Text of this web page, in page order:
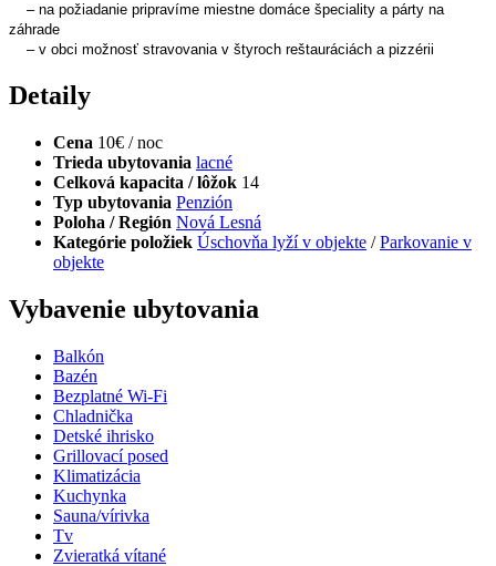
– na požiadanie pripravíme miestne domáce špeciality a párty na
záhrade
– v obci možnosť stravovania v štyroch reštauráciách a pizzérii
Detaily
Cena 10€ / noc
Trieda ubytovania lacné
Celková kapacita / lôžok 14
Typ ubytovania Penzión
Poloha / Región Nová Lesná
Kategórie položiek Úschovňa lyží v objekte /Parkovanie v
objekte
Vybavenie ubytovania
Balkón
Bazén
Bezplatné Wi-Fi
Chladnička
Detské ihrisko
Grillovací posed
Klimatizácia
Kuchynka
Sauna/vírivka
Tv
Zvieratká vítané